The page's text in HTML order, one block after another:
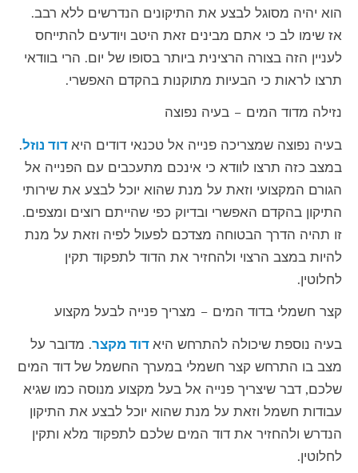
הוא יהיה מסוגל לבצע את התיקונים הנדרשים ללא רבב.
אז שימו לב כי אתם מבינים זאת היטב ויודעים להתייחס
לעניין הזה בצורה הרצינית ביותר בסופו של יום. הרי בוודאי
תרצו לראות כי הבעיות מתוקנות בהקדם האפשרי.
נזילה מדוד המים – בעיה נפוצה
בעיה נפוצה שמצריכה פנייה אל טכנאי דודים היאדוד נוזל.
במצב כזה תרצו לוודא כי אינכם מתעכבים עם הפנייה אל
הגורם המקצועי וזאת על מנת שהוא יוכל לבצע את שירותי
התיקון בהקדם האפשרי ובדיוק כפי שהייתם רוצים ומצפים.
זו תהיה הדרך הבטוחה מצדכם לפעול לפיה וזאת על מנת
להיות במצב הרצוי ולהחזיר את הדוד לתפקוד תקין
לחלוטין.
קצר חשמלי בדוד המים – מצריך פנייה לבעל מקצוע
בעיה נוספת שיכולה להתרחש היאדוד מקצר. מדובר על
מצב בו התרחש קצר חשמלי במערך החשמל של דוד המים
שלכם, דבר שיצריך פנייה אל בעל מקצוע מנוסה כמו שגיא
עבודות חשמל וזאת על מנת שהוא יוכל לבצע את התיקון
הנדרש ולהחזיר את דוד המים שלכם לתפקוד מלא ותקין
לחלוטין.